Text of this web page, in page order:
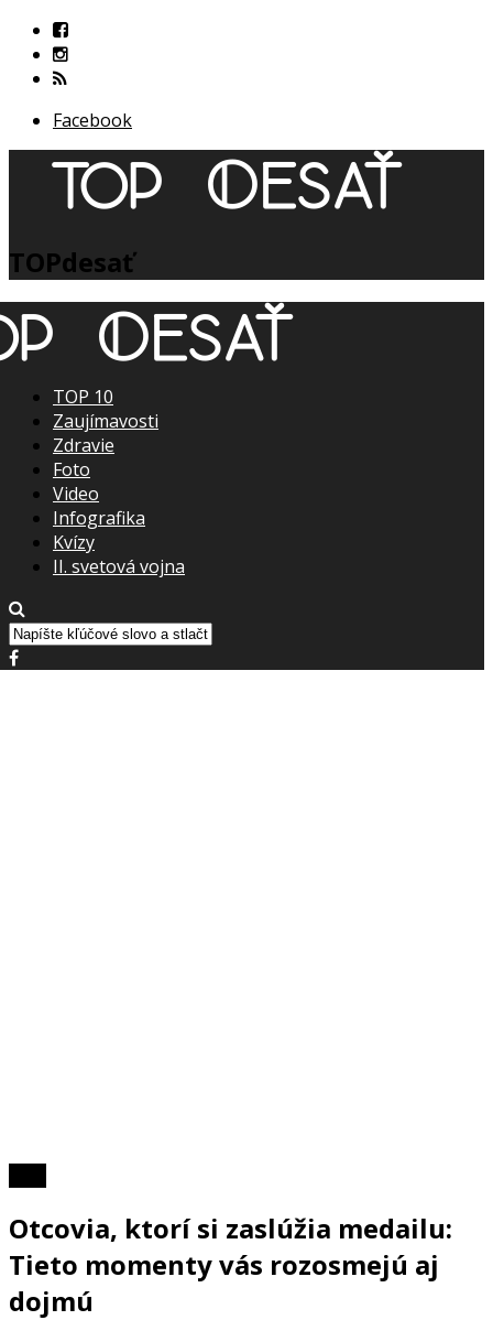
Facebook
TOPdesať
TOP 10
Zaujímavosti
Zdravie
Foto
Video
Infografika
Kvízy
II. svetová vojna
Otcovia, ktorí si zaslúžia medailu:
Tieto momenty vás rozosmejú aj
dojmú